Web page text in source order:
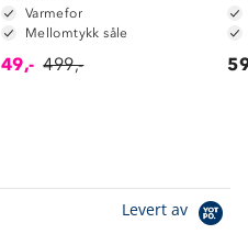
Varmefor
Mellomtykk såle
49,- 499,-
Levert av